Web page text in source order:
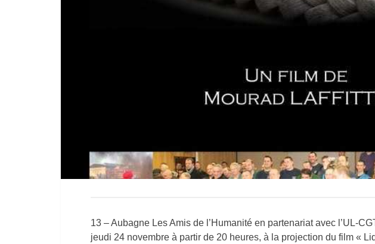
13 – Aubagne Les Amis de l’Humanité en partenariat avec l’UL-
jeudi 24 novembre à partir de 20 heures, à la projection du film «